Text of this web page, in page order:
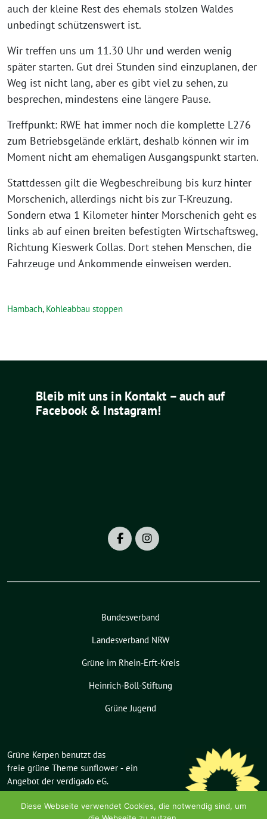
auch der kleine Rest des ehemals stolzen Waldes
unbedingt schützenswert ist.
Wir treffen uns um 11.30 Uhr und werden wenig
später starten. Gut drei Stunden sind einzuplanen, der
Weg ist nicht lang, aber es gibt viel zu sehen, zu
besprechen, mindestens eine längere Pause.
Treffpunkt: RWE hat immer noch die komplette L276
zum Betriebsgelände erklärt, deshalb können wir im
Moment nicht am ehemaligen Ausgangspunkt starten.
Stattdessen gilt die Wegbeschreibung bis kurz hinter
Morschenich, allerdings nicht bis zur T-Kreuzung.
Sondern etwa 1 Kilometer hinter Morschenich geht es
links ab auf einen breiten befestigten Wirtschaftsweg,
Richtung Kieswerk Collas. Dort stehen Menschen, die
Fahrzeuge und Ankommende einweisen werden.
Hambach, Kohleabbau stoppen
Bleib mit uns in Kontakt – auch auf
Facebook & Instagram!
Bundesverband
Landesverband NRW
Grüne im Rhein-Erft-Kreis
Heinrich-Böll-Stiftung
Grüne Jugend
Grüne Kerpen benutzt das
freie grüne Theme sunflower ‐ ein
Angebot der verdigado eG.
Diese Webseite verwendet Cookies, die notwendig sind, um